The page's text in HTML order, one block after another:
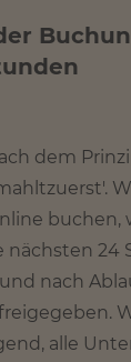
dem
buchen,
nächsten 24
nach
alle